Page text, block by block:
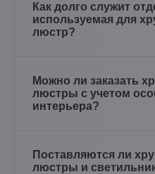
Как долго служит
используемая для
люстр?
Можно ли заказать
люстры с учетом
интерьера?
Поставляются ли
люстры и